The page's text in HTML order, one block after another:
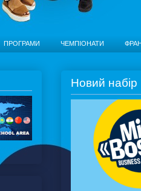
ПРОГРАМИ ЧЕМПІОНАТИ
Новий набір